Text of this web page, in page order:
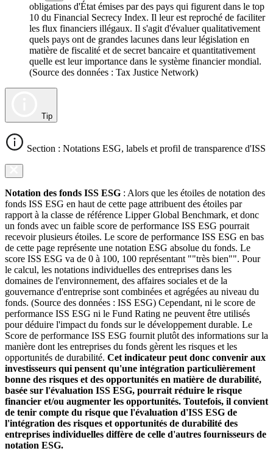
obligations d'État émises par des pays qui figurent dans le top
10 du Financial Secrecy Index. Il leur est reproché de faciliter
les flux financiers illégaux. Il s'agit d'évaluer qualitativement
quels pays ont de grandes lacunes dans leur législation en
matière de fiscalité et de secret bancaire et quantitativement
quelle est leur importance dans le système financier mondial.
(Source des données : Tax Justice Network)
Tip
Section : Notations ESG, labels et profil de transparence d'ISS
Notation des fonds ISS ESG : Alors que les étoiles de notation des
fonds ISS ESG en haut de cette page attribuent des étoiles par
rapport à la classe de référence Lipper Global Benchmark, et donc
un fonds avec un faible score de performance ISS ESG pourrait
recevoir plusieurs étoiles. Le score de performance ISS ESG en bas
de cette page représente une notation ESG absolue du fonds. Le
score ISS ESG va de 0 à 100, 100 représentant ""très bien"". Pour
le calcul, les notations individuelles des entreprises dans les
domaines de l'environnement, des affaires sociales et de la
gouvernance d'entreprise sont combinées et agrégées au niveau du
fonds. (Source des données : ISS ESG) Cependant, ni le score de
performance ISS ESG ni le Fund Rating ne peuvent être utilisés
pour déduire l'impact du fonds sur le développement durable. Le
Score de performance ISS ESG fournit plutôt des informations sur la
manière dont les entreprises du fonds gèrent les risques et les
opportunités de durabilité. Cet indicateur peut donc convenir aux
investisseurs qui pensent qu'une intégration particulièrement
bonne des risques et des opportunités en matière de durabilité,
basée sur l'évaluation ISS ESG, pourrait réduire le risque
financier et/ou augmenter les opportunités. Toutefois, il convient
de tenir compte du risque que l'évaluation d'ISS ESG de
l'intégration des risques et opportunités de durabilité des
entreprises individuelles diffère de celle d'autres fournisseurs de
notation ESG.